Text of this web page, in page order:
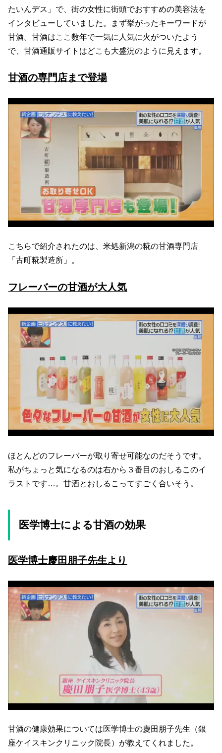
たいんデス」で、街の女性に街頭でおすすめの美容法を
インタビューしていました。まず挙がったキーワードが
甘酒。甘酒はここ数年で一気に人気に火がついたよう
で、甘酒通販サイトはどこも大盛況のように見えます。
甘酒の専門店まで登場
こちらで紹介されたのは、米処新潟の糀の甘酒専門店
「古町糀製造所」。
フレーバーの甘酒が大人気
ほとんどのフレーバーが取り寄せ可能なのだそうです。
私がちょっと気になるのは右から３番目のおしるこのイ
ラストです…。甘酒とおしるこってすごく合いそう。
医学博士による甘酒の効果
医学博士慶田朋子先生より
甘酒の健康効果については医学博士の慶田朋子先生（銀
座ケイスキンクリニック院長）が教えてくれました。